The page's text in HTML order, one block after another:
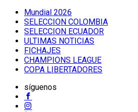
Mundial 2026
SELECCION COLOMBIA
SELECCION ECUADOR
ULTIMAS NOTICIAS
FICHAJES
CHAMPIONS LEAGUE
COPA LIBERTADORES
síguenos